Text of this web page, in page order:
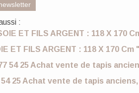
:
ET FILS ARGENT : 118 X 170
54 25 Achat vente de tapis